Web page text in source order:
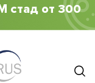
стад от 300